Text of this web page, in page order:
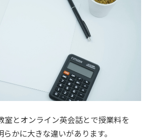
室とオンライン英会話とで授業料を
かに大きな違いがあります。